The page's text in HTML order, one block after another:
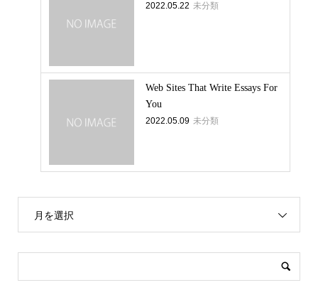
2022.05.22 未分類
Web Sites That Write Essays For
You
2022.05.09 未分類
月を選択